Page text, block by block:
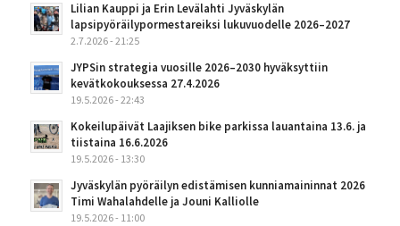
Lilian Kauppi ja Erin Levälahti Jyväskylän
lapsipyöräilypormestareiksi lukuvuodelle 2026–2027
2.7.2026 - 21:25
JYPSin strategia vuosille 2026–2030 hyväksyttiin
kevätkokouksessa 27.4.2026
19.5.2026 - 22:43
Kokeilupäivät Laajiksen bike parkissa lauantaina 13.6. ja
tiistaina 16.6.2026
19.5.2026 - 13:30
Jyväskylän pyöräilyn edistämisen kunniamaininnat 2026
Timi Wahalahdelle ja Jouni Kalliolle
19.5.2026 - 11:00